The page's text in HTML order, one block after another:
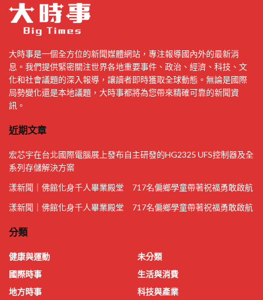
大時事是一個全方位的新聞媒體網站，專注報導國內外的最新消
息。我們提供緊密關注世界各地重要事件、政治、經濟、科技、文
化和社會議題的深入報導，讓讀者即時獲取全球動態。無論是國際
局勢變化還是本地議題，大時事都將為您帶來精確可靠的新聞資
訊。
近期文章
宏芯宇在台北國際電腦展上發布自主研發的HG2325 UFS控制器及全
系列存儲解決方案
漾新聞｜佛館化身千人畢業殿堂 717名偏鄉學童帶著祝福勇敢啟航
漾新聞｜佛館化身千人畢業殿堂 717名偏鄉學童帶著祝福勇敢啟航
分類
健康與運動
國際時事
地方時事
未分類
生活與消費
科技與產業